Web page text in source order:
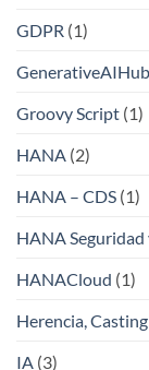
GDPR (1)
GenerativeAIHub
Groovy Script (1)
HANA (2)
HANA – CDS (1)
HANA
HANACloud (1)
Herencia,
IA (3)